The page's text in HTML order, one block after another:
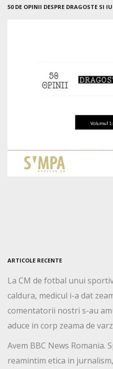
50 DE OPINII DESPRE DRAGOSTE SI
ARTICOLE RECENTE
La CM de fotbal unui
caldura, medicul i-a dat
comentatorii nostri s-au
aduce in corp zeama de
Avem BBC News Romania.
reamintim etica in